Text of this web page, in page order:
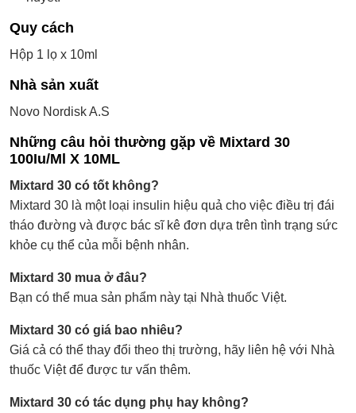
Quy cách
Hộp 1 lọ x 10ml
Nhà sản xuất
Novo Nordisk A.S
Những câu hỏi thường gặp về Mixtard 30
100Iu/Ml X 10ML
Mixtard 30 có tốt không?
Mixtard 30 là một loại insulin hiệu quả cho việc điều trị đái
tháo đường và được bác sĩ kê đơn dựa trên tình trạng sức
khỏe cụ thể của mỗi bệnh nhân.
Mixtard 30 mua ở đâu?
Bạn có thể mua sản phẩm này tại Nhà thuốc Việt.
Mixtard 30 có giá bao nhiêu?
Giá cả có thể thay đổi theo thị trường, hãy liên hệ với Nhà
thuốc Việt để được tư vấn thêm.
Mixtard 30 có tác dụng phụ hay không?